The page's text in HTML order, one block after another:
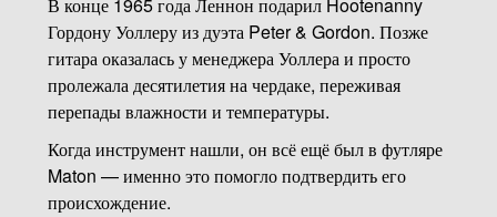
В конце 1965 года Леннон подарил Hootenanny
Гордону Уоллеру из дуэта Peter & Gordon. Позже
гитара оказалась у менеджера Уоллера и просто
пролежала десятилетия на чердаке, переживая
перепады влажности и температуры.
Когда инструмент нашли, он всё ещё был в футляре
Maton — именно это помогло подтвердить его
происхождение.